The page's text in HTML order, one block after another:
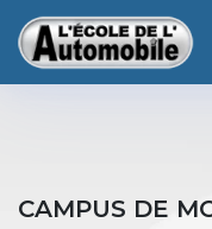
content
CAMPUS DE